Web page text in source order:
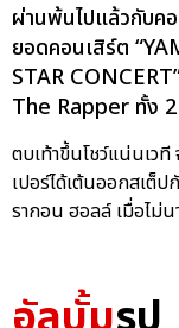
ผ่านพ้นไปแล้วกับค
ยอดคอนเสิร์ต
STAR
The Rapper ทั้ง
ตบเท้าขึ้นโชว์แน่นเว
เปอร์ได้เต้นออกสเต็
รากอน ฮอลล์ เมื่อไม่